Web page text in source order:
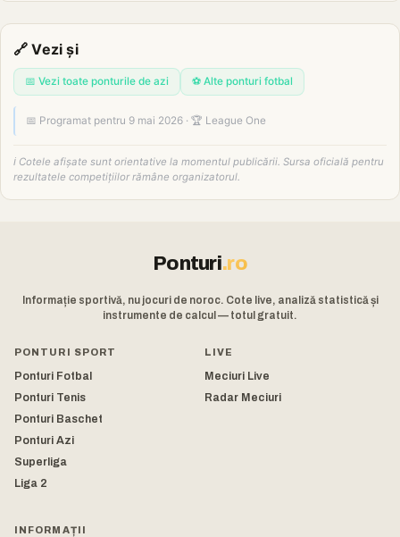
🔗 Vezi și
📅 Vezi toate ponturile de azi ⚽ Alte ponturi fotbal
📅 Programat pentru 9 mai 2026 · 🏆 League One
ℹ️ Cotele afișate sunt orientative la momentul publicării. Sursa oficială pentru
rezultatele competițiilor rămâne organizatorul.
Ponturi.ro
Informație sportivă, nu jocuri de noroc. Cote live, analiză statistică și
instrumente de calcul — totul gratuit.
PONTURI SPORT
Ponturi Fotbal
Ponturi Tenis
Ponturi Baschet
Ponturi Azi
Superliga
Liga 2
LIVE
Meciuri Live
Radar Meciuri
INFORMAȚII